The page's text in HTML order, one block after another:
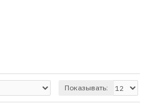
Показывать: